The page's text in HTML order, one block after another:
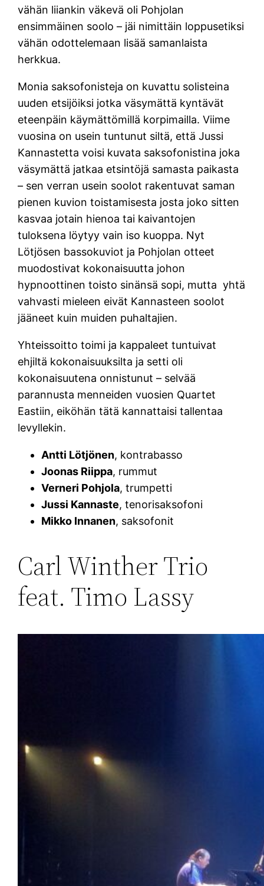
vähän liiankin väkevä oli Pohjolan
ensimmäinen soolo – jäi nimittäin loppusetiksi
vähän odottelemaan lisää samanlaista
herkkua.
Monia saksofonisteja on kuvattu solisteina
uuden etsijöiksi jotka väsymättä kyntävät
eteenpäin käymättömillä korpimailla. Viime
vuosina on usein tuntunut siltä, että Jussi
Kannastetta voisi kuvata saksofonistina joka
väsymättä jatkaa etsintöjä samasta paikasta
– sen verran usein soolot rakentuvat saman
pienen kuvion toistamisesta josta joko sitten
kasvaa jotain hienoa tai kaivantojen
tuloksena löytyy vain iso kuoppa. Nyt
Lötjösen bassokuviot ja Pohjolan otteet
muodostivat kokonaisuutta johon
hypnoottinen toisto sinänsä sopi, mutta yhtä
vahvasti mieleen eivät Kannasteen soolot
jääneet kuin muiden puhaltajien.
Yhteissoitto toimi ja kappaleet tuntuivat
ehjiltä kokonaisuuksilta ja setti oli
kokonaisuutena onnistunut – selvää
parannusta menneiden vuosien Quartet
Eastiin, eiköhän tätä kannattaisi tallentaa
levyllekin.
Antti Lötjönen, kontrabasso
Joonas Riippa, rummut
Verneri Pohjola, trumpetti
Jussi Kannaste, tenorisaksofoni
Mikko Innanen, saksofonit
Carl Winther Trio
feat. Timo Lassy